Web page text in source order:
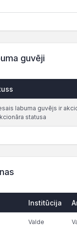
guvēji
labuma guvējs ir
statusa
Institūcija
Valde